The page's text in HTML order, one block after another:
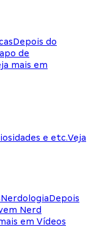
Depois do
de
mais em
e etc.Veja
NerdologiaDepois
Nerd
em Vídeos